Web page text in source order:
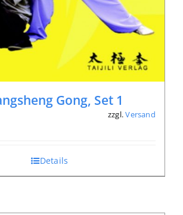
Gong, Set 1
zzgl.Versand
Details